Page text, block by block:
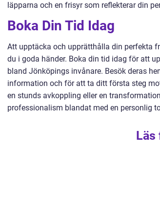
läpparna och en frisyr som reflekterar din
Boka Din Tid Idag
Att upptäcka och upprätthålla din perfekta
du i goda händer. Boka din tid idag för att
bland Jönköpings invånare. Besök deras
information och för att ta ditt första steg
en stunds avkoppling eller en
professionalism blandat med en personlig
Läs